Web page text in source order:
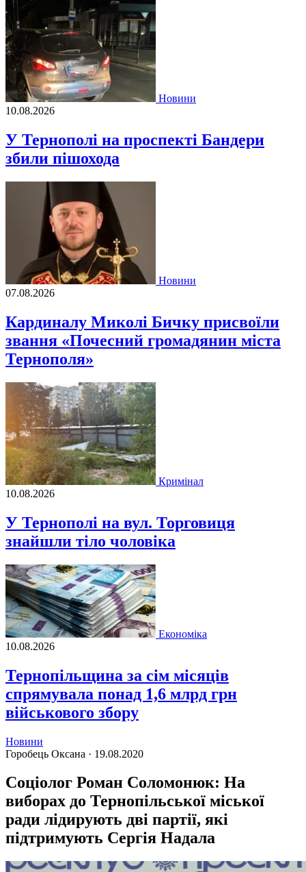
Новини
10.08.2026
У Тернополі на проспекті Бандери
збили пішохода
Новини
07.08.2026
Кардиналу Миколі Бичку присвоїли
звання «Почесний громадянин міста
Тернополя»
Кримінал
10.08.2026
У Тернополі на вул. Торговиця
знайшли тіло чоловіка
Економіка
10.08.2026
Тернопільщина за сім місяців
спрямувала понад 1,6 млрд грн
військового збору
Новини
Горобець Оксана · 19.08.2020
Соціолог Роман Соломонюк: На
виборах до Тернопільської міської
ради лідирують дві партії, які
підтримують Сергія Надала